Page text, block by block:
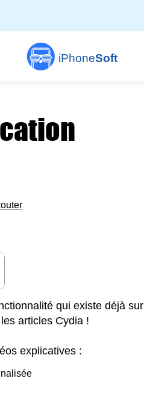
iPhoneSoft
qui existe déjà sur
articles Cydia !
explicatives :